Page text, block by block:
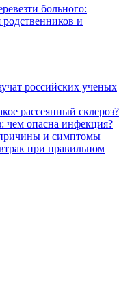
больного:
родственников и
российских ученых
рассеянный склероз?
чем опасна инфекция?
и симптомы
при правильном